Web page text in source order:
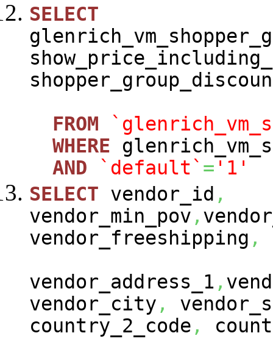
SELECT
FROM
WHERE
AND
`default` = '1'
SELECT vendor_id ,
vendor_min_pov ,
vendor_freeshipping ,
vendor_address_1 ,
vendor_city ,
country_2_code ,